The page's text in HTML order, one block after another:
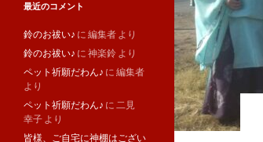
最近のコメント
鈴のお祓い♪ に 編集者 より
鈴のお祓い♪ に 神楽鈴 より
ペット祈願だわん♪ に 編集者
より
ペット祈願だわん♪ に 二見
幸子 より
皆様、ご自宅に神棚はござい